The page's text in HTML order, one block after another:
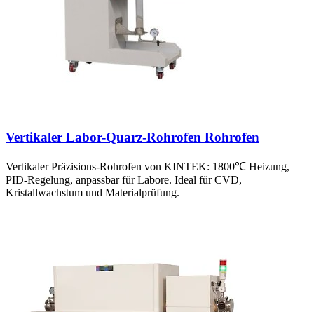
Vertikaler Labor-Quarz-Rohrofen Rohrofen
Vertikaler Präzisions-Rohrofen von KINTEK: 1800℃ Heizung,
PID-Regelung, anpassbar für Labore. Ideal für CVD,
Kristallwachstum und Materialprüfung.